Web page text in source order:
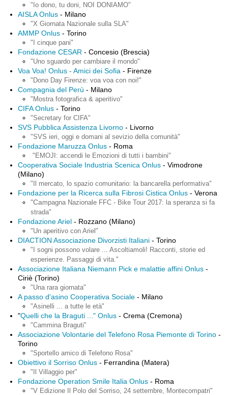
"Io dono, tu doni, NOI DONIAMO"
AISLA Onlus - Milano
"X Giornata Nazionale sulla SLA"
AMMP Onlus - Torino
"I cinque pani"
Fondazione CESAR - Concesio (Brescia)
"Uno sguardo per cambiare il mondo"
Voa Voa! Onlus - Amici dei Sofia - Firenze
"Dono Day Firenze: voa voa con noi!"
Compagnia del Perù - Milano
"Mostra fotografica & aperitivo"
CIFA Onlus - Torino
"Secretary for CIFA"
SVS Pubblica Assistenza Livorno - Livorno
"SVS ieri, oggi e domani al sevizio della comunità"
Fondazione Maruzza Onlus - Roma
"EMOJI: accendi le Emozioni di tutti i bambini"
Cooperativa Sociale Industria Scenica Onlus - Vimodrone
(Milano)
"Il mercato, lo spazio comunitario: la bancarella performativa"
Fondazione per la Ricerca sulla Fibrosi Cistica Onlus - Verona
"Campagna Nazionale FFC - Bike Tour 2017: la speranza si fa
strada"
Fondazione Ariel - Rozzano (Milano)
"Un aperitivo con Ariel"
DIACTION Associazione Divorzisti Italiani - Torino
"I sogni possono volare ... Ascoltiamoli! Racconti, storie ed
esperienze. Passaggi di vita."
Associazione Italiana Niemann Pick e malattie affini Onlus -
Ciriè (Torino)
"Una rara giornata"
A passo d'asino Cooperativa Sociale - Milano
"Asinelli ... a tutte le età"
"Quelli che la Braguti ..." Onlus - Crema (Cremona)
"Cammina Braguti"
Associazione Volontarie del Telefono Rosa Piemonte di Torino -
Torino
"Sportello amico di Telefono Rosa"
Obiettivo il Sorriso Onlus - Ferrandina (Matera)
"Il Villaggio per"
Fondazione Operation Smile Italia Onlus - Roma
"V Edizione Il Polo del Sorriso, 24 settembre, Montecompatri"